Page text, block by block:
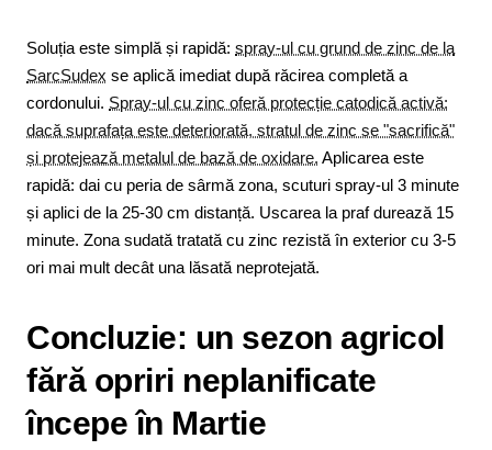
Soluția este simplă și rapidă: spray-ul cu grund de zinc de la
SarcSudex se aplică imediat după răcirea completă a
cordonului. Spray-ul cu zinc oferă protecție catodică activă:
dacă suprafața este deteriorată, stratul de zinc se "sacrifică"
și protejează metalul de bază de oxidare. Aplicarea este
rapidă: dai cu peria de sârmă zona, scuturi spray-ul 3 minute
și aplici de la 25-30 cm distanță. Uscarea la praf durează 15
minute. Zona sudată tratată cu zinc rezistă în exterior cu 3-5
ori mai mult decât una lăsată neprotejată.
Concluzie: un sezon agricol
fără opriri neplanificate
începe în Martie